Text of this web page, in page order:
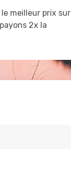
meilleur prix sur
2x la